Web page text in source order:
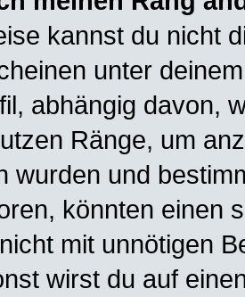
kannst du nicht
unter
abhängig davon,
Ränge, um
wurden und
könnten einen
mit unnötigen
wirst du auf